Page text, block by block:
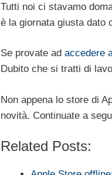
Tutti noi ci stavamo
è la giornata giusta dato
Se provate ad accedere
Dubito che si tratti di
Non appena lo store di
novità. Continuate a
Related Posts: